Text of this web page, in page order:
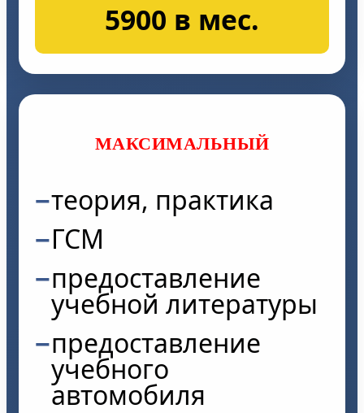
5900 в мес.
МАКСИМАЛЬНЫЙ
теория, практика
ГСМ
предоставление
учебной литературы
предоставление
учебного
автомобиля